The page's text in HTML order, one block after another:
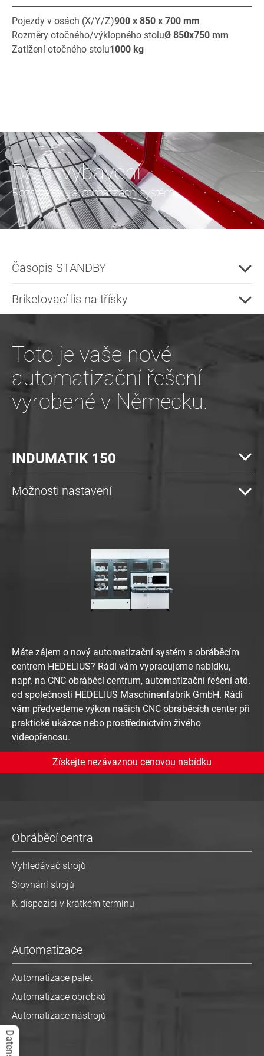
Pojezdy v osách (X/Y/Z)900 x 850 x 700 mm
Rozměry otočného/výklopného stoluØ 850x750 mm
Zatížení otočného stolu1000 kg
Další vybavení.
Rozšiřte svůj automatizační systém.
Časopis STANDBY
Briketovací lis na třísky
Toto je vaše nové
automatizační řešení
vyrobené v Německu.
INDUMATIK 150
Možnosti nastavení
Máte zájem o nový automatizační systém s obráběcím
centrem HEDELIUS? Rádi vám vypracujeme nabídku,
např. na CNC obráběcí centrum, automatizační řešení atd.
od společnosti HEDELIUS Maschinenfabrik GmbH. Rádi
vám předvedeme výkon našich CNC obráběcích center při
praktické ukázce nebo prostřednictvím živého
videopřenosu.
Získejte nezávaznou cenovou nabídku
Obráběcí centra
Vyhledávač strojů
Srovnání strojů
K dispozici v krátkém termínu
Automatizace
Automatizace palet
Automatizace obrobků
Automatizace nástrojů